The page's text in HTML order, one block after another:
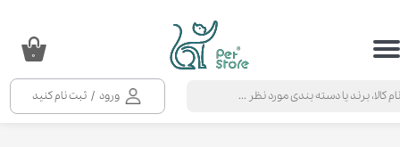
ورود / ثبت نام کنید
حساب کاربری من
۰